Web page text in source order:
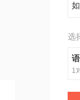
选
1